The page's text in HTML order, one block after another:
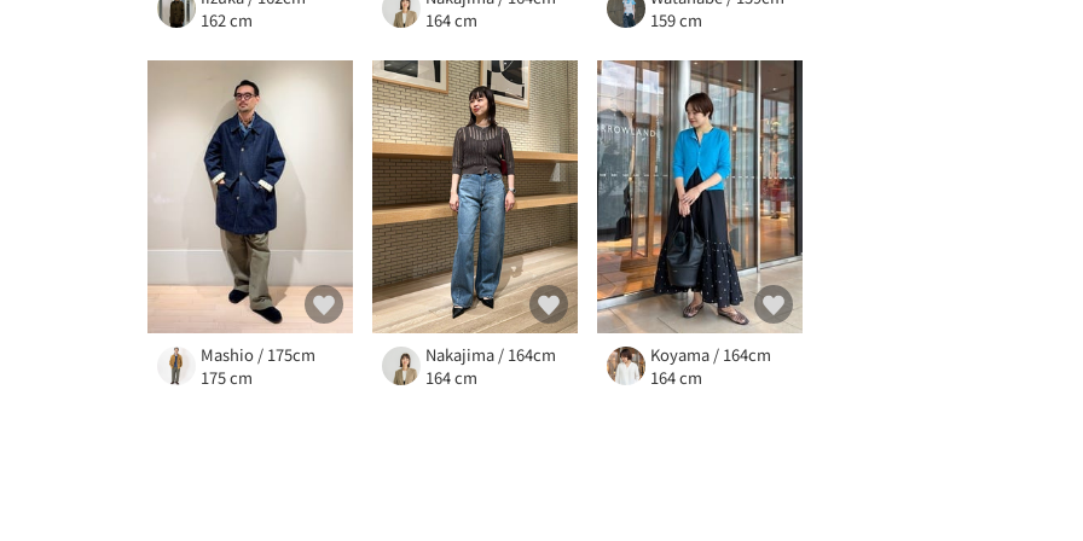
162 cm
164 cm
159 cm
Mashio / 175cm
175 cm
Nakajima / 164cm
164 cm
Koyama / 164cm
164 cm